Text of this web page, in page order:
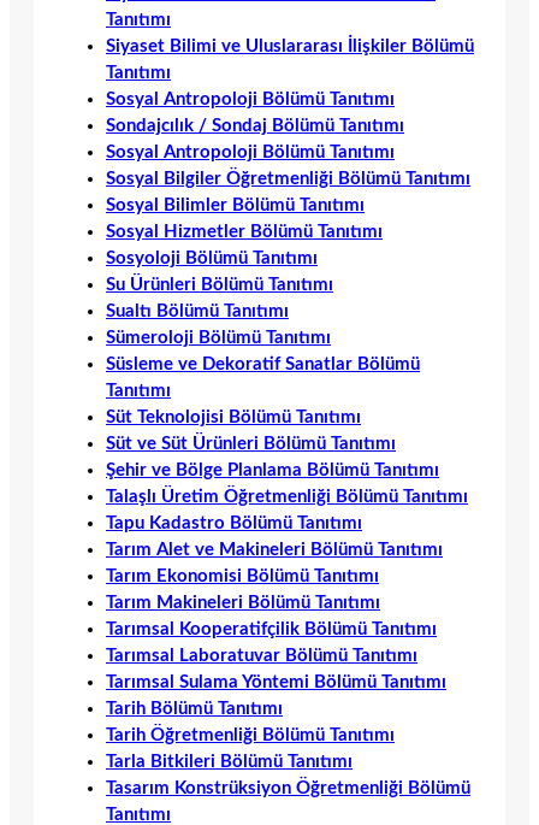
Tanıtımı
Siyaset Bilimi ve Uluslararası İlişkiler Bölümü
Tanıtımı
Sosyal Antropoloji Bölümü Tanıtımı
Sondajcılık / Sondaj Bölümü Tanıtımı
Sosyal Antropoloji Bölümü Tanıtımı
Sosyal Bilgiler Öğretmenliği Bölümü Tanıtımı
Sosyal Bilimler Bölümü Tanıtımı
Sosyal Hizmetler Bölümü Tanıtımı
Sosyoloji Bölümü Tanıtımı
Su Ürünleri Bölümü Tanıtımı
Sualtı Bölümü Tanıtımı
Sümeroloji Bölümü Tanıtımı
Süsleme ve Dekoratif Sanatlar Bölümü
Tanıtımı
Süt Teknolojisi Bölümü Tanıtımı
Süt ve Süt Ürünleri Bölümü Tanıtımı
Şehir ve Bölge Planlama Bölümü Tanıtımı
Talaşlı Üretim Öğretmenliği Bölümü Tanıtımı
Tapu Kadastro Bölümü Tanıtımı
Tarım Alet ve Makineleri Bölümü Tanıtımı
Tarım Ekonomisi Bölümü Tanıtımı
Tarım Makineleri Bölümü Tanıtımı
Tarımsal Kooperatifçilik Bölümü Tanıtımı
Tarımsal Laboratuvar Bölümü Tanıtımı
Tarımsal Sulama Yöntemi Bölümü Tanıtımı
Tarih Bölümü Tanıtımı
Tarih Öğretmenliği Bölümü Tanıtımı
Tarla Bitkileri Bölümü Tanıtımı
Tasarım Konstrüksiyon Öğretmenliği Bölümü
Tanıtımı